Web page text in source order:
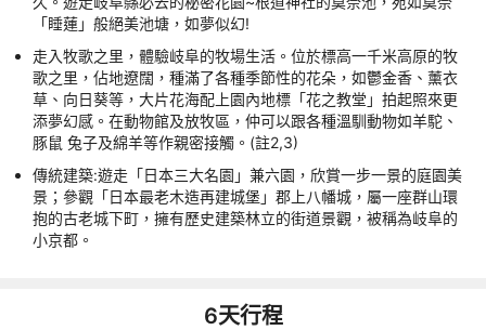
「睡蓮」般絕美池塘，如夢似幻!
走入牧歌之里，體驗岐阜的牧場生活。位於標高一千米高原的牧
歌之里，佔地遼闊，種滿了各種季節性的花朵，如鬱金香、薰衣
草、向日葵等，大片花海配上園內地標「花之教堂」拍起照來更
添夢幻感。在動物館及放牧區，仲可以跟各種溫馴動物如羊駝、
豚鼠 兔子及綿羊等作親密接觸。(註2,3)
傳統建築:遊走「日本三大名園」兼六園，欣賞一步一景的庭園美
景；參觀「日本最老木造再建城堡」郡上八幡城，屬一座群山環
抱的古老城下町，擁有歷史建築林立的街道景觀，被稱為岐阜的
小京都。
6天行程